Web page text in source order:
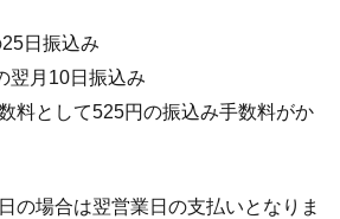
25日振込み
翌月10日振込み
料として525円の振込み手数料がか
の場合は翌営業日の支払いとなりま